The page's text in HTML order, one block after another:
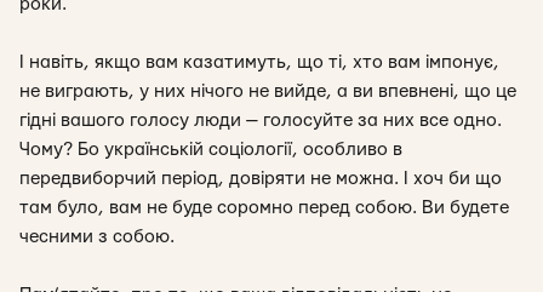
роки.
І навіть, якщо вам казатимуть, що ті, хто вам імпонує,
не виграють, у них нічого не вийде, а ви впевнені, що це
гідні вашого голосу люди — голосуйте за них все одно.
Чому? Бо українській соціології, особливо в
передвиборчий період, довіряти не можна. І хоч би що
там було, вам не буде соромно перед собою. Ви будете
чесними з собою.